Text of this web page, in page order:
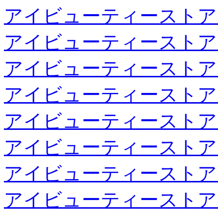
アイビューティースト
アイビューティースト
アイビューティースト
アイビューティースト
アイビューティースト
アイビューティースト
アイビューティースト
アイビューティースト